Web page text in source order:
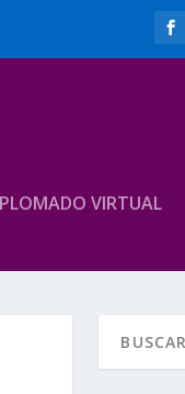
VIRTUAL